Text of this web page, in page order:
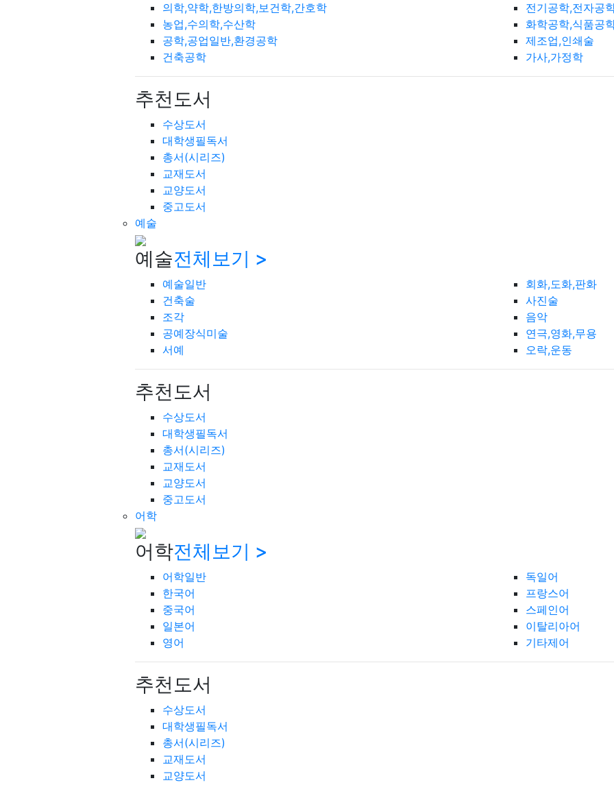
의학,약학,한방의학,보건학,간호학
농업,수의학,수산학
공학,공업일반,환경공학
건축공학
전기공학,전자공
화학공학,식품공
제조업,인쇄술
가사,가정학
추천도서
수상도서
대학생필독서
총서(시리즈)
교재도서
교양도서
중고도서
예술
예술전체보기 >
예술일반
건축술
조각
공예장식미술
서예
회화,도화,판화
사진술
음악
연극,영화,무용
오락,운동
추천도서
수상도서
대학생필독서
총서(시리즈)
교재도서
교양도서
중고도서
어학
어학전체보기 >
어학일반
한국어
중국어
일본어
영어
독일어
프랑스어
스페인어
이탈리아어
기타제어
추천도서
수상도서
대학생필독서
총서(시리즈)
교재도서
교양도서